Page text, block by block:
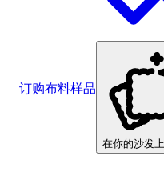
订购布料样品
在你的沙发